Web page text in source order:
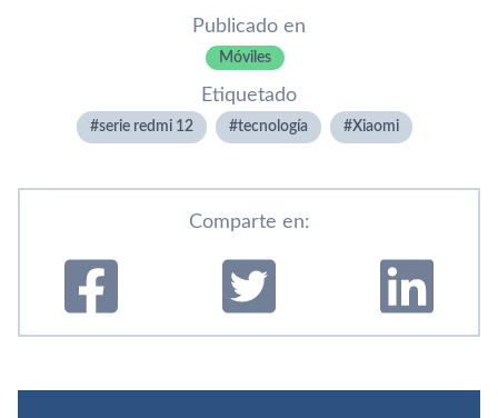
Publicado en
Móviles
Etiquetado
serie redmi 12 tecnologí­a Xiaomi
Comparte en: